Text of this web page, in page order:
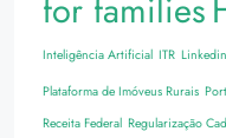
for families
Inteligência Artificial ITR Linkedin
Plataforma de Imóveus Rurais
Receita Federal Regularização